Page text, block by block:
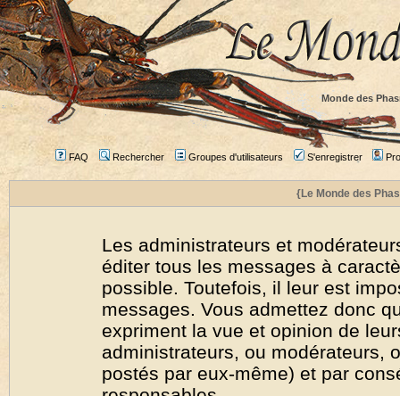
Monde des
FAQ Rechercher Groupes d'utilisateurs S'enregistrer
{Le Monde des
Les administrateurs et
éditer tous les messages à
possible. Toutefois, il leur est
messages. Vous admettez donc
expriment la vue et opinion de
administrateurs, ou modérateurs,
postés par eux-même) et par